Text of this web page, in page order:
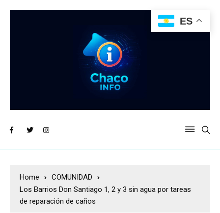
Home
COMUNIDAD
Los Barrios Don Santiago 1, 2 y 3 sin agua por tareas
de reparación de caños
ES